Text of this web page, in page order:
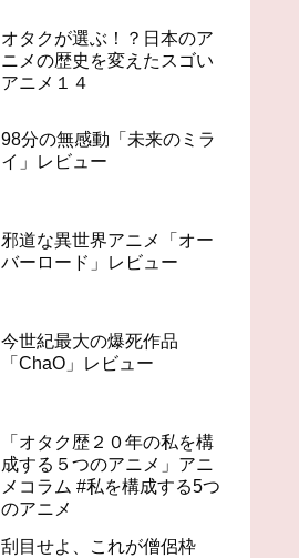
オタクが選ぶ！？日本のア
ニメの歴史を変えたスゴい
アニメ１４
98分の無感動「未来のミラ
イ」レビュー
邪道な異世界アニメ「オー
バーロード」レビュー
今世紀最大の爆死作品
「ChaO」レビュー
「オタク歴２０年の私を構
成する５つのアニメ」アニ
メコラム #私を構成する5つ
のアニメ
刮目せよ、これが僧侶枠